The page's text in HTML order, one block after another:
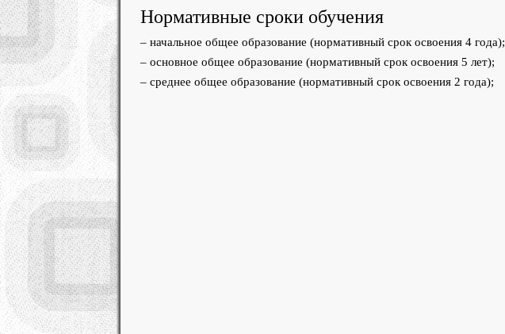
Нормативные сроки обучения
– начальное общее образование (нормативный срок освоения 4 года);
– основное общее образование (нормативный срок освоения 5 лет);
– среднее общее образование (нормативный срок освоения 2 года);